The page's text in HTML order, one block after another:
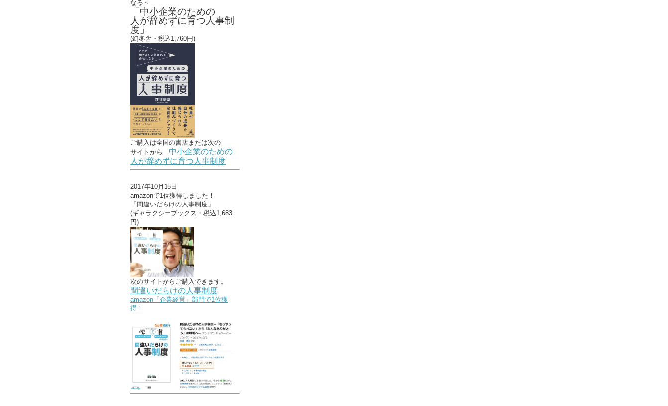
なる～
「中小企業のための
人が辞めずに育つ人事制
度」
(幻冬舎・税込1,760円)
ご購入は全国の書店または次の
サイトから 中小企業のための
人が辞めずに育つ人事制度
2017年10月15日
amazonで1位獲得しました！
「間違いだらけの人事制度」
(ギャラクシーブックス・税込1,683
円)
次のサイトからご購入できます。
間違いだらけの人事制度
amazon「企業経営」部門で1位獲
得！